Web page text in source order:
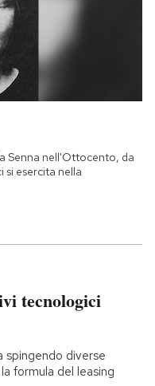
Senna nell'Ottocento, da
si esercita nella
tecnologici
spingendo diverse
formula del leasing